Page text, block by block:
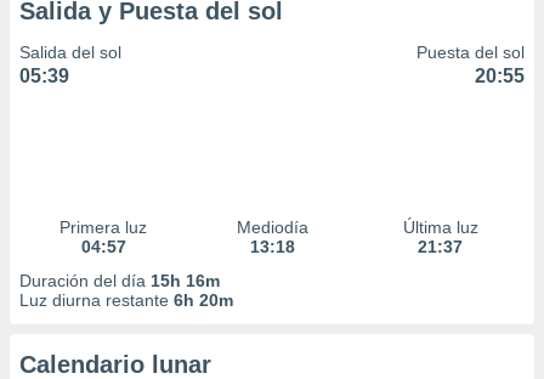
Salida y Puesta del sol
Salida del sol
05:39
Puesta del sol
20:55
Primera luz
04:57
Mediodía
13:18
Última luz
21:37
Duración del día 15h 16m
Luz diurna restante 6h 20m
Calendario lunar